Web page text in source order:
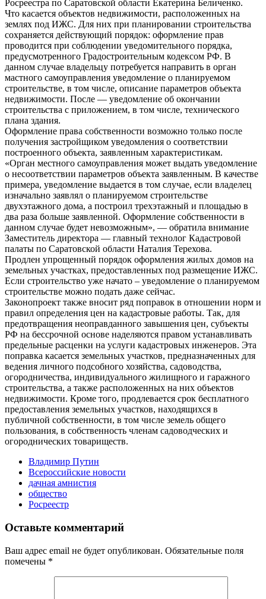
Росреестра по Саратовской области Екатерина Беличенко.
Что касается объектов недвижимости, расположенных на
землях под ИЖС. Для них при планировании строительства
сохраняется действующий порядок: оформление прав
проводится при соблюдении уведомительного порядка,
предусмотренного Градостроительным кодексом РФ. В
данном случае владельцу потребуется направить в орган
мастного самоуправления уведомление о планируемом
строительстве, в том числе, описание параметров объекта
недвижимости. После — уведомление об окончании
строительства с приложением, в том числе, технического
плана здания.
Оформление права собственности возможно только после
получения застройщиком уведомления о соответствии
построенного объекта, заявленным характеристикам.
«Орган местного самоуправления может выдать уведомление
о несоответствии параметров объекта заявленным. В качестве
примера, уведомление выдается в том случае, если владелец
изначально заявлял о планируемом строительстве
двухэтажного дома, а построил трехэтажный и площадью в
два раза больше заявленной. Оформление собственности в
данном случае будет невозможным», — обратила внимание
Заместитель директора — главный технолог Кадастровой
палаты по Саратовской области Наталия Терехова.
Продлен упрощенный порядок оформления жилых домов на
земельных участках, предоставленных под размещение ИЖС.
Если строительство уже начато – уведомление о планируемом
строительстве можно подать даже сейчас.
Законопроект также вносит ряд поправок в отношении норм и
правил определения цен на кадастровые работы. Так, для
предотвращения неоправданного завышения цен, субъекты
РФ на бессрочной основе наделяются правом устанавливать
предельные расценки на услуги кадастровых инженеров. Эта
поправка касается земельных участков, предназначенных для
ведения личного подсобного хозяйства, садоводства,
огородничества, индивидуального жилищного и гаражного
строительства, а также расположенных на них объектов
недвижимости. Кроме того, продлевается срок бесплатного
предоставления земельных участков, находящихся в
публичной собственности, в том числе земель общего
пользования, в собственность членам садоводческих и
огороднических товариществ.
Владимир Путин
Всероссийские новости
дачная амнистия
общество
Росреестр
Оставьте комментарий
Ваш адрес email не будет опубликован. Обязательные поля
помечены *